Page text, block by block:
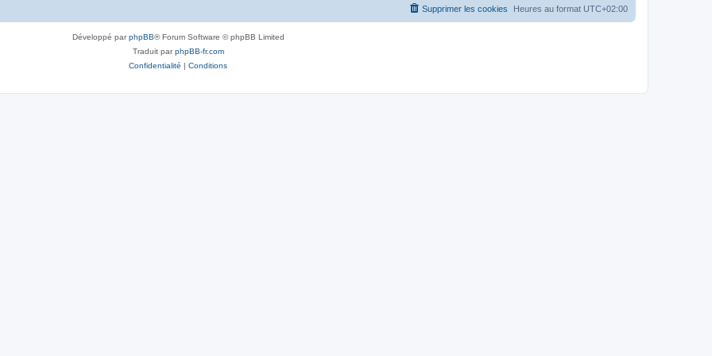
Heures au format UTC+02:00
Supprimer les cookies
Développé parphpBB® Forum Software © phpBB Limited
Traduit parphpBB-fr.com
Confidentialité | Conditions